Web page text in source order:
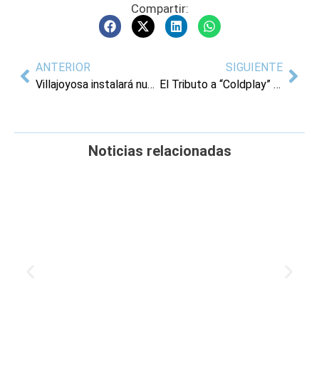
Compartir:
ANTERIOR
Villajoyosa instalará nuevos paneles informativos turísticos interactivos en cuatro puntos estratégicos del municipio
SIGUIENTE
El Tributo a “Coldplay” llega a Villajoyosa el 18 de octubre
Noticias relacionadas